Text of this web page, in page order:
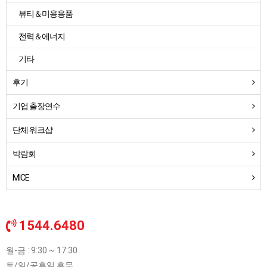
뷰티＆미용용품
전력＆에너지
기타
후기
기업 출장연수
단체 워크샵
박람회
MICE
1544.6480
월-금 : 9:30 ~ 17:30